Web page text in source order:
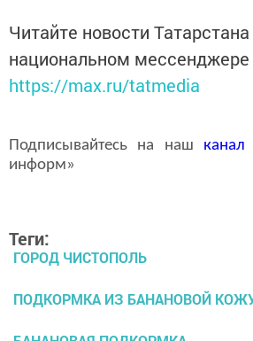
Читайте новости
национальном
https://max.ru/tatmedia
Подписывайтесь на наш канал
информ»
Теги:
ГОРОД ЧИСТОПОЛЬ
ПОДКОРМКА ИЗ БАНАНОВОЙ